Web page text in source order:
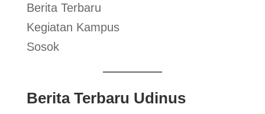
Berita Terbaru
Kegiatan Kampus
Sosok
Berita Terbaru Udinus